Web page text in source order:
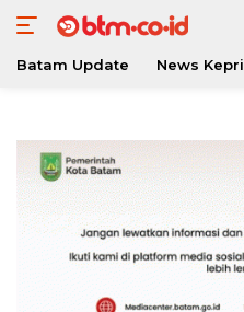
konten
Batam Update News Kepri